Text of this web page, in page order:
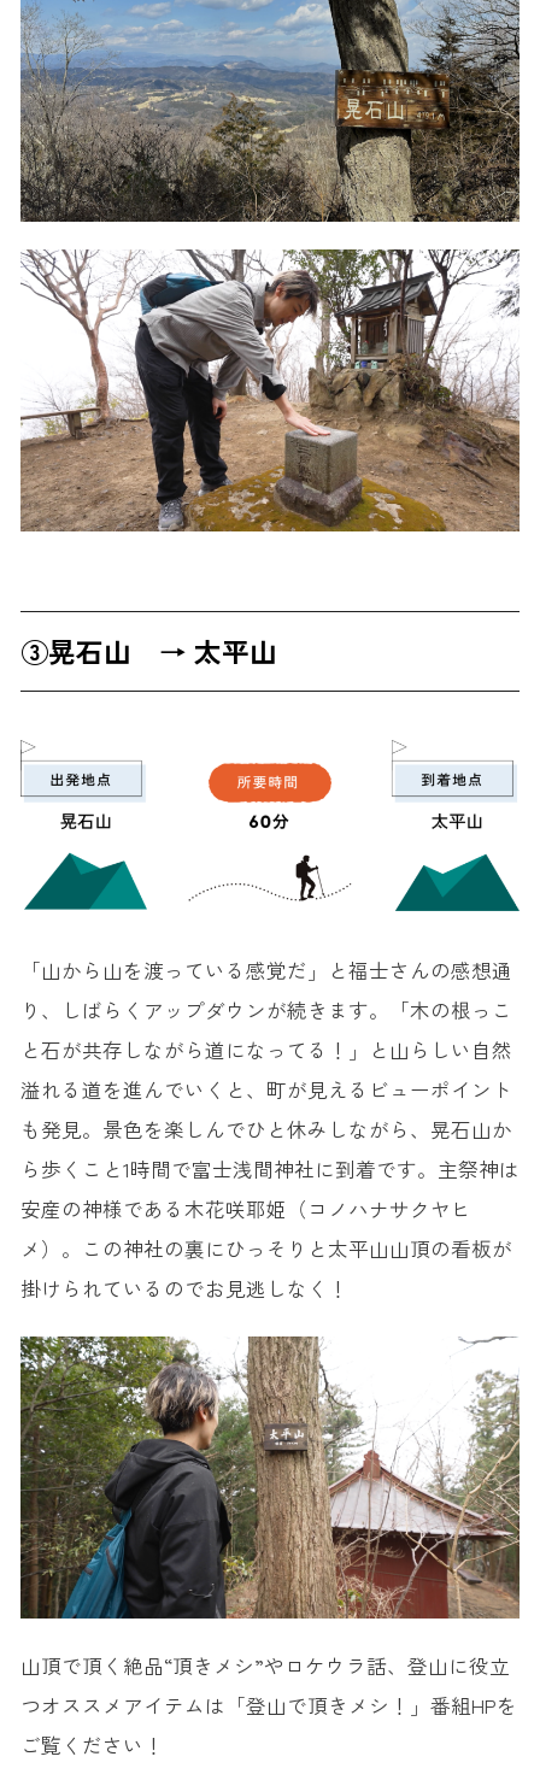
③晃石山 → 太平山
「山から山を渡っている感覚だ」と福士さんの感想通
り、しばらくアップダウンが続きます。「木の根っこ
と石が共存しながら道になってる！」と山らしい自然
溢れる道を進んでいくと、町が見えるビューポイント
も発見。景色を楽しんでひと休みしながら、晃石山か
ら歩くこと1時間で富士浅間神社に到着です。主祭神は
安産の神様である木花咲耶姫（コノハナサクヤヒ
メ）。この神社の裏にひっそりと太平山山頂の看板が
掛けられているのでお見逃しなく！
山頂で頂く絶品“頂きメシ”やロケウラ話、登山に役立
つオススメアイテムは「登山で頂きメシ！」番組HPを
ご覧ください！